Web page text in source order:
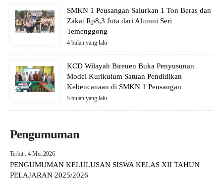
SMKN 1 Peusangan Salurkan 1 Ton Beras dan
Zakat Rp8,3 Juta dari Alumni Seri
Temenggong
4 bulan yang lalu
KCD Wilayah Bireuen Buka Penyusunan
Model Kurikulum Satuan Pendidikan
Kebencanaan di SMKN 1 Peusangan
5 bulan yang lalu
Pengumuman
Terbit : 4 Mei 2026
PENGUMUMAN KELULUSAN SISWA KELAS XII TAHUN
PELAJARAN 2025/2026